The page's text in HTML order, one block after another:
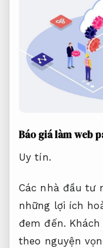
Báo giá làm web
Uy tín.
Các nhà đầu tư
những lợi ích
đem đến.
theo nguyện